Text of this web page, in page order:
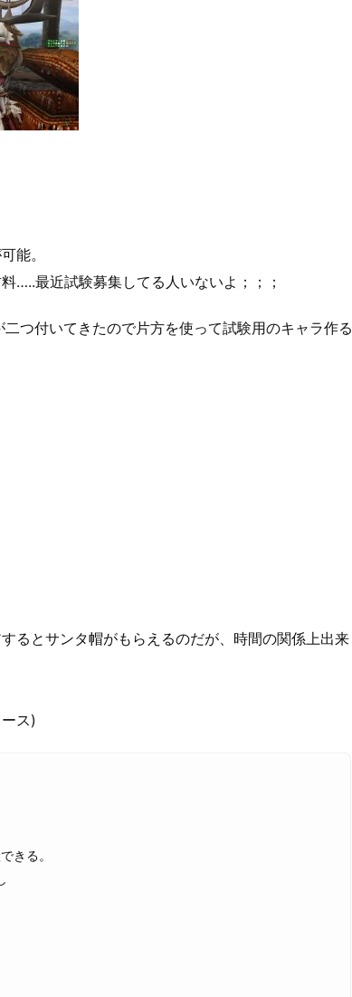
能。
…..最近試験募集してる人いないよ；；；
つ付いてきたので片方を使って試験用のキャラ作る
るとサンタ帽がもらえるのだが、時間の関係上出来
ス)
きる。